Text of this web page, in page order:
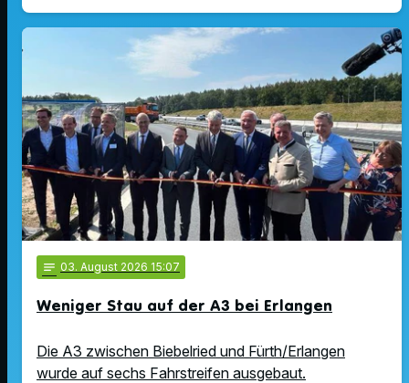
notes 03. August 2026 15:07
Weniger Stau auf der A3 bei Erlangen
Die A3 zwischen Biebelried und Fürth/Erlangen
wurde auf sechs Fahrstreifen ausgebaut.